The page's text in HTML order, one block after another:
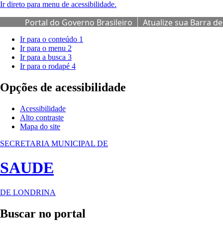
Ir direto para menu de acessibilidade.
Portal do Governo Brasileiro
Atualize sua Barra de
Ir para o conteúdo 1
Ir para o menu 2
Ir para a busca 3
Ir para o rodapé 4
Opções de acessibilidade
Acessibilidade
Alto contraste
Mapa do site
SECRETARIA MUNICIPAL DE
SAUDE
DE LONDRINA
Buscar no portal